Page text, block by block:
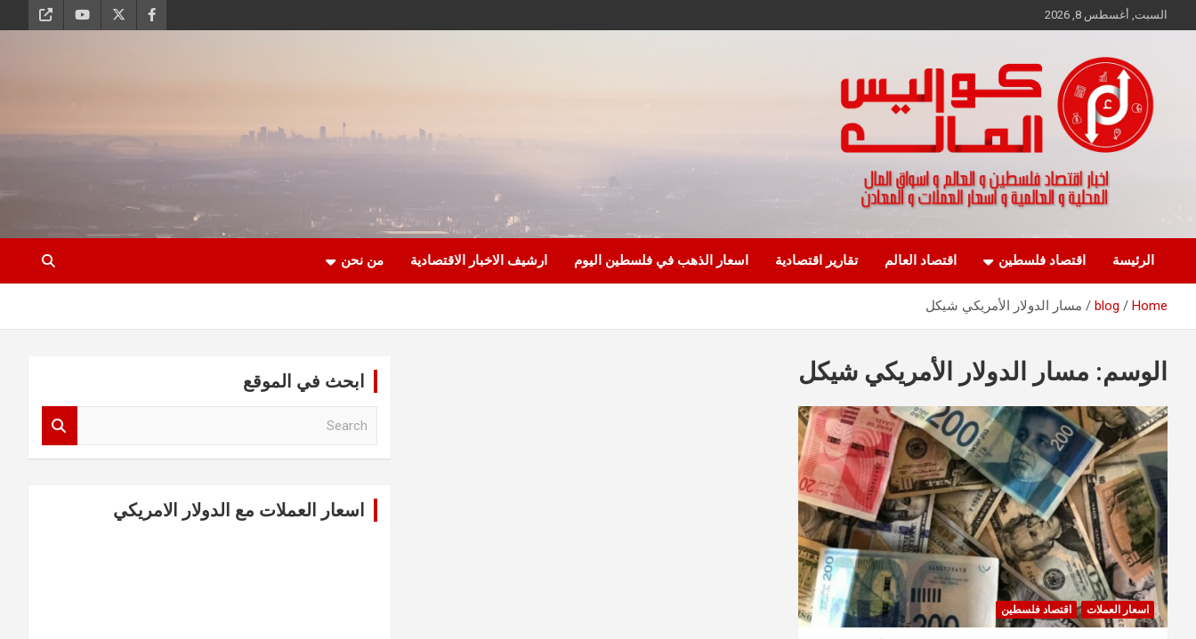
to
السبت, أغسطس 8, 2026
كواليس المال
الرئيسة اقتصاد فلسطين اقتصاد العالم تقارير اقتصادية اسعار الذهب في فلسطين اليوم ارشيف الاخبار الاقتصادية من نحن
Home
blog مسار الدولار الأمريكي شيكل
الوسم: مسار الدولار الأمريكي شيكل
اسعار العملات اقتصاد فلسطين
ابحث في الموقع
اسعار العملات مع الدولار الامريكي